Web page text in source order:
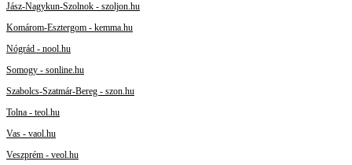
Jász-Nagykun-Szolnok - szoljon.hu
Komárom-Esztergom - kemma.hu
Nógrád - nool.hu
Somogy - sonline.hu
Szabolcs-Szatmár-Bereg - szon.hu
Tolna - teol.hu
Vas - vaol.hu
Veszprém - veol.hu